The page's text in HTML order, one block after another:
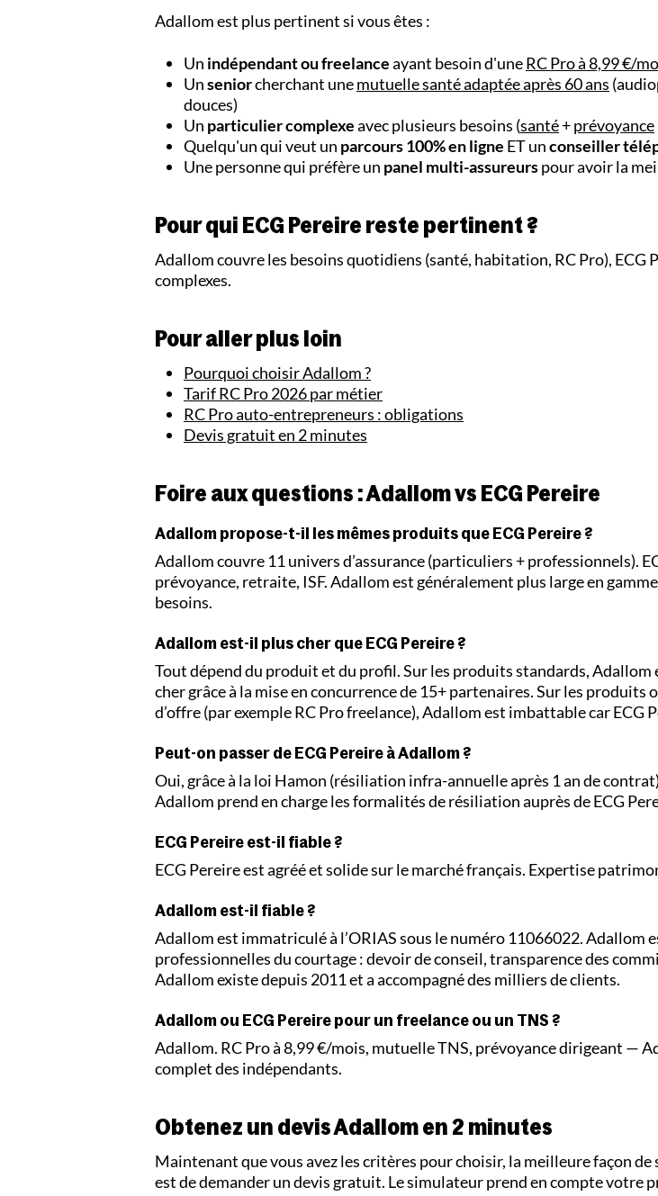
Adallom est plus pertinent si vous êtes :
Un indépendant ou freelanceayant besoin d'uneRC Pro à 8,99 €/
Unseniorcherchant unemutuelle santé adaptée après 60 ans
douces)
Un particulier complexeavec plusieurs besoins (santé+prévoyance
Quelqu'un qui veut un parcours 100% en ligne ET unconseiller
Une personne qui préfère un panel multi-assureurspour avoir la
Pour qui ECG Pereire reste pertinent ?
Adallom couvre les besoins quotidiens (santé, habitation, RC Pro), ECG
complexes.
Pour aller plus loin
Pourquoi choisir Adallom ?
Tarif RC Pro 2026 par métier
RC Pro auto-entrepreneurs : obligations
Devis gratuit en 2 minutes
Foire aux questions : Adallom vs ECG Pereire
Adallom propose-t-il les mêmes produits que ECG Pereire ?
Adallom couvre 11 univers d’assurance (particuliers + professionnels).
prévoyance, retraite, ISF. Adallom est généralement plus large en
besoins.
Adallom est-il plus cher que ECG Pereire ?
Tout dépend du produit et du profil. Sur les produits standards, Adallom
cher grâce à la mise en concurrence de 15+ partenaires. Sur les produits
d’offre (par exemple RC Pro freelance), Adallom est imbattable car ECG
Peut-on passer de ECG Pereire à Adallom ?
Oui, grâce à la loi Hamon (résiliation infra-annuelle après 1 an de
Adallom prend en charge les formalités de résiliation auprès de ECG
ECG Pereire est-il fiable ?
ECG Pereire est agréé et solide sur le marché français. Expertise
Adallom est-il fiable ?
Adallom est immatriculé à l’ORIAS sous le numéro 11066022. Adallom
professionnelles du courtage : devoir de conseil, transparence des
Adallom existe depuis 2011 et a accompagné des milliers de clients.
Adallom ou ECG Pereire pour un freelance ou un TNS ?
Adallom. RC Pro à 8,99 €/mois, mutuelle TNS, prévoyance dirigeant —
complet des indépendants.
Obtenez un devis Adallom en 2 minutes
Maintenant que vous avez les critères pour choisir, la meilleure façon
est de demander un devis gratuit. Le simulateur prend en compte votre